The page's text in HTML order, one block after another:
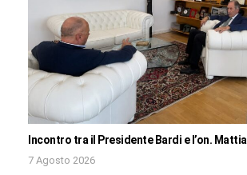
Incontro tra il Presidente Bardi e l’on. Mattia
7 Agosto 2026